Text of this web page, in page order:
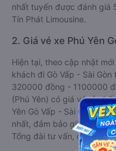
nhất tuyến được đánh giá
Tín Phát Limousine.
2. Giá vé xe Phú Yên
Hiện tại, theo cập nhật
khách đi Gò Vấp - Sài
320000 đồng - 1100000
(Phú Yên) có giá vé rẻ
Yên Gò Vấp - Sài Gòn
nhất, đảm bảo giữ chỗ
Tổng đài tư vấn, đặt vé